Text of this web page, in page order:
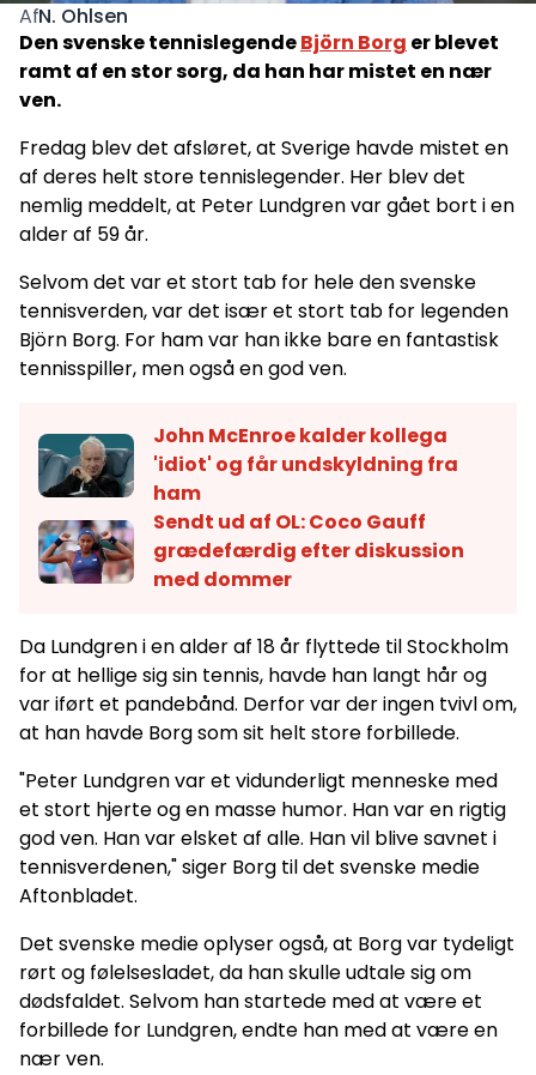
AfN. Ohlsen
Den svenske tennislegendeBjörn Borg er blevet
ramt af en stor sorg, da han har mistet en nær
ven.
Fredag blev det afsløret, at Sverige havde mistet en
af deres helt store tennislegender. Her blev det
nemlig meddelt, at Peter Lundgren var gået bort i en
alder af 59 år.
Selvom det var et stort tab for hele den svenske
tennisverden, var det især et stort tab for legenden
Björn Borg. For ham var han ikke bare en fantastisk
tennisspiller, men også en god ven.
John McEnroe kalder kollega
'idiot' og får undskyldning fra
ham
Sendt ud af OL: Coco Gauff
grædefærdig efter diskussion
med dommer
Da Lundgren i en alder af 18 år flyttede til Stockholm
for at hellige sig sin tennis, havde han langt hår og
var iført et pandebånd. Derfor var der ingen tvivl om,
at han havde Borg som sit helt store forbillede.
"Peter Lundgren var et vidunderligt menneske med
et stort hjerte og en masse humor. Han var en rigtig
god ven. Han var elsket af alle. Han vil blive savnet i
tennisverdenen," siger Borg til det svenske medie
Aftonbladet.
Det svenske medie oplyser også, at Borg var tydeligt
rørt og følelsesladet, da han skulle udtale sig om
dødsfaldet. Selvom han startede med at være et
forbillede for Lundgren, endte han med at være en
nær ven.